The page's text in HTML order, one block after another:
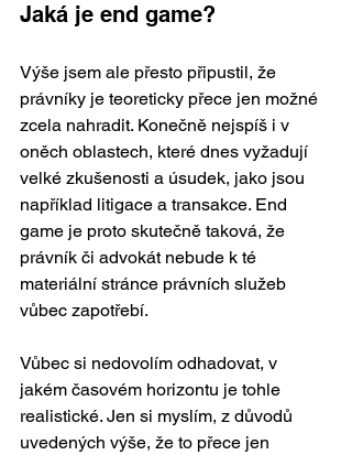
Jaká je end game?
Výše jsem ale přesto připustil, že
právníky je teoreticky přece jen možné
zcela nahradit. Konečně nejspíš i v
oněch oblastech, které dnes vyžadují
velké zkušenosti a úsudek, jako jsou
například litigace a transakce. End
game je proto skutečně taková, že
právník či advokát nebude k té
materiální stránce právních služeb
vůbec zapotřebí.
Vůbec si nedovolím odhadovat, v
jakém časovém horizontu je tohle
realistické. Jen si myslím, z důvodů
uvedených výše, že to přece jen